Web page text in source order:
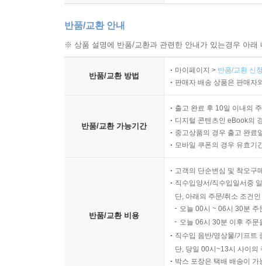
품질 이상 시 격리 및 판정 절차
보고서 작성과 공유 기준
재발 방지 조치의 기록 기준
챕터 10 운영 감사와 지속 점검
운영 기준의 유지와 개정 절차
반품/교환 안내
※ 상품 설명에 반품/교환과 관련한 안내가 있는경우 아
반품/교환 방법
마이페이지 > 반품/교환 신
판매자 배송 상품은 판매자
반품/교환 가능기간
출고 완료 후 10일 이내의
디지털 콘텐츠인 eBook의
중고상품의 경우 출고 완료
모바일 쿠폰의 경우 유효기
반품/교환 비용
고객의 단순변심 및 착오구
직수입양서/직수입일서중
단, 아래의 주문/취소 조건
오늘 00시 ~ 06시 30분
오늘 06시 30분 이후 주
직수입 음반/영상물/기프트
단, 당일 00시~13시 사이의
박스 포장은 택배 배송이